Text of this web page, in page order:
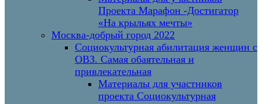
Проекта Марафон -Достигатор
«На крыльях мечты»
Москва-добрый город 2022
Социокультурная абилитация женщин с
ОВЗ. Самая обаятельная и
привлекательная
Материалы для участников
проекта Социокультурная